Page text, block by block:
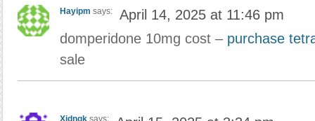
Hayipm says:
April 14, 2025 at 11:46 pm
domperidone 10mg cost – purchase
sale
Xidnqk says: